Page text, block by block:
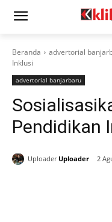
Beranda advertorial
Inklusi
advertorial banjarbaru
Pendidikan
Uploader Uploader 2